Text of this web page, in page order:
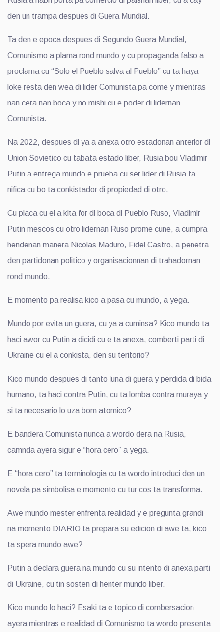
den un trampa despues di Guera Mundial.
Ta den e epoca despues di Segundo Guera Mundial,
Comunismo a plama rond mundo y cu propaganda falso a
proclama cu “Solo el Pueblo salva al Pueblo” cu ta haya
loke resta den wea di lider Comunista pa come y mientras
nan cera nan boca y no mishi cu e poder di lidernan
Comunista.
Na 2022, despues di ya a anexa otro estadonan anterior di
Union Sovietico cu tabata estado liber, Rusia bou Vladimir
Putin a entrega mundo e prueba cu ser lider di Rusia ta
nifica cu bo ta conkistador di propiedad di otro.
Cu placa cu el a kita for di boca di Pueblo Ruso, Vladimir
Putin mescos cu otro lidernan Ruso prome cune, a cumpra
hendenan manera Nicolas Maduro, Fidel Castro, a penetra
den partidonan politico y organisacionnan di trahadornan
rond mundo.
E momento pa realisa kico a pasa cu mundo, a yega.
Mundo por evita un guera, cu ya a cuminsa? Kico mundo ta
haci awor cu Putin a dicidi cu e ta anexa, comberti parti di
Ukraine cu el a conkista, den su teritorio?
Kico mundo despues di tanto luna di guera y perdida di bida
humano, ta haci contra Putin, cu ta lomba contra muraya y
si ta necesario lo uza bom atomico?
E bandera Comunista nunca a wordo dera na Rusia,
camnda ayera sigur e “hora cero” a yega.
E “hora cero” ta terminologia cu ta wordo introduci den un
novela pa simbolisa e momento cu tur cos ta transforma.
Awe mundo mester enfrenta realidad y e pregunta grandi
na momento DIARIO ta prepara su edicion di awe ta, kico
ta spera mundo awe?
Putin a declara guera na mundo cu su intento di anexa parti
di Ukraine, cu tin sosten di henter mundo liber.
Kico mundo lo haci? Esaki ta e topico di combersacion
ayera mientras e realidad di Comunismo ta wordo presenta